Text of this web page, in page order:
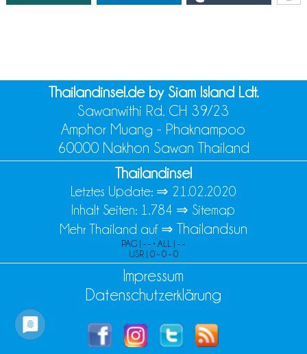
Thailandinsel.de by Siam Island Ldt.
Sawanwithi Rd. CH 39/23
Amphor Muang - Phaknampoo
60000 Nakhon Sawan Thailand
Thailandinsel
Letztes Update: ⇒ 21.02.2020
Inhalt Seiten: 1.784 ⇒ Sitemap
Mehr Thailand auf ⇒ Thailandsun
PAG | - - • ALL | - -
USR | 0 - 0 - 0
Impressum
Datenschutzerklärung